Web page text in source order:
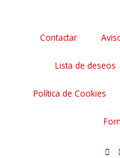
o
t
Contactar
Lista de deseos
Política de Cookies